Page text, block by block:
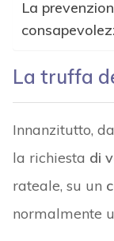
La
La truffa
Innanzitutto,
la richiesta di
rateale, su un
normalmente